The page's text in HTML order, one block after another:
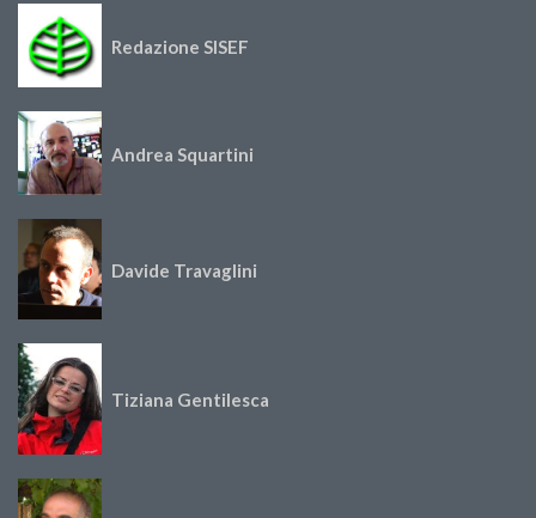
Redazione SISEF
Andrea Squartini
Davide Travaglini
Tiziana Gentilesca